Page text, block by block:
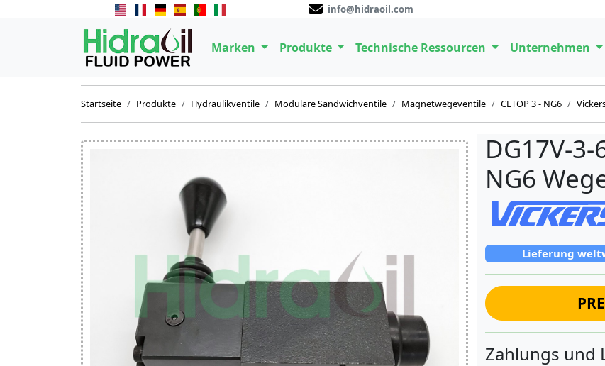
info@hidraoil.com
Marken Produkte Technische Ressourcen Unternehmen
Startseite Produkte Hydraulikventile Modulare Sandwichventile Magnetwegeventile CETOP 3 - NG6
DG17V-
NG6
Lieferung
Zahlungs und